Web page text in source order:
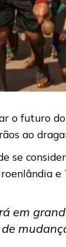
o futuro
ao
em